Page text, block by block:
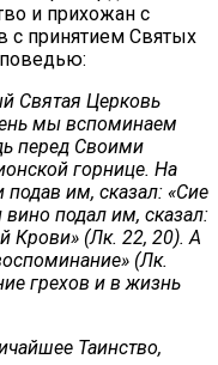
и прихожан с
с принятием Святых
Святая Церковь
мы вспоминаем
перед Своими
горнице. На
подав им, сказал: «Сие
подал им, сказал:
Крови» (Лк. 22, 20). А
(Лк.
грехов и в жизнь
Таинство,